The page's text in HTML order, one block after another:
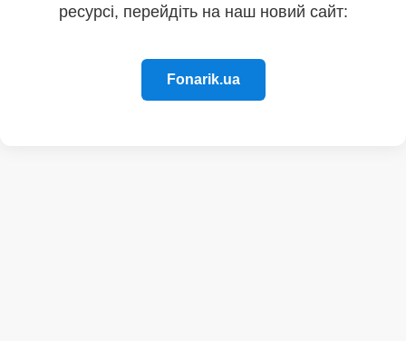
ресурсі, перейдіть на наш новий сайт:
Fonarik.ua